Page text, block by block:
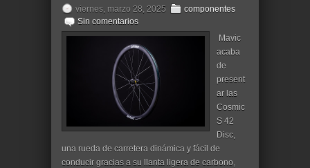
viernes, marzo 28, 2025
componentes
Sin comentarios
Mavic
acaba
de
present
ar las
Cosmic
S 42
Disc,
una rueda de carretera dinámica y fácil de
conducir gracias a su llanta ligera de carbono,